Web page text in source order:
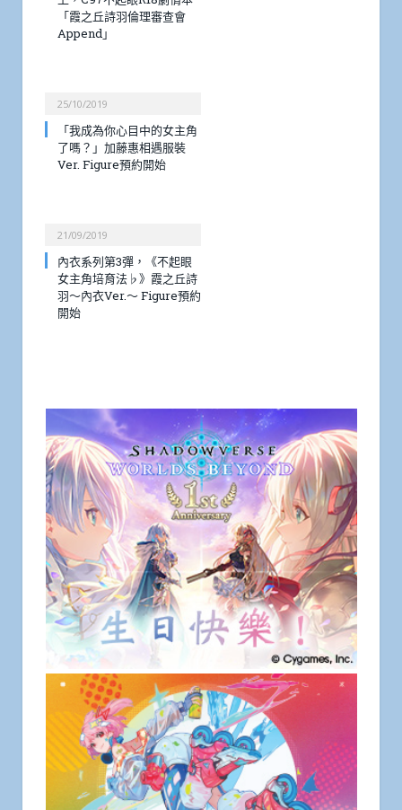
「霞之丘詩羽倫理審查會
Append」
25/10/2019
「我成為你心目中的女主角
了嗎？」加藤惠相遇服裝
Ver. Figure預約開始
21/09/2019
內衣系列第3彈，《不起眼
女主角培育法♭》霞之丘詩
羽～內衣Ver.～ Figure預約
開始